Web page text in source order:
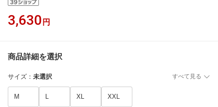
3,630 円
商品詳細を選択
サイズ ： 未選択 すべて見る
M L XL XXL